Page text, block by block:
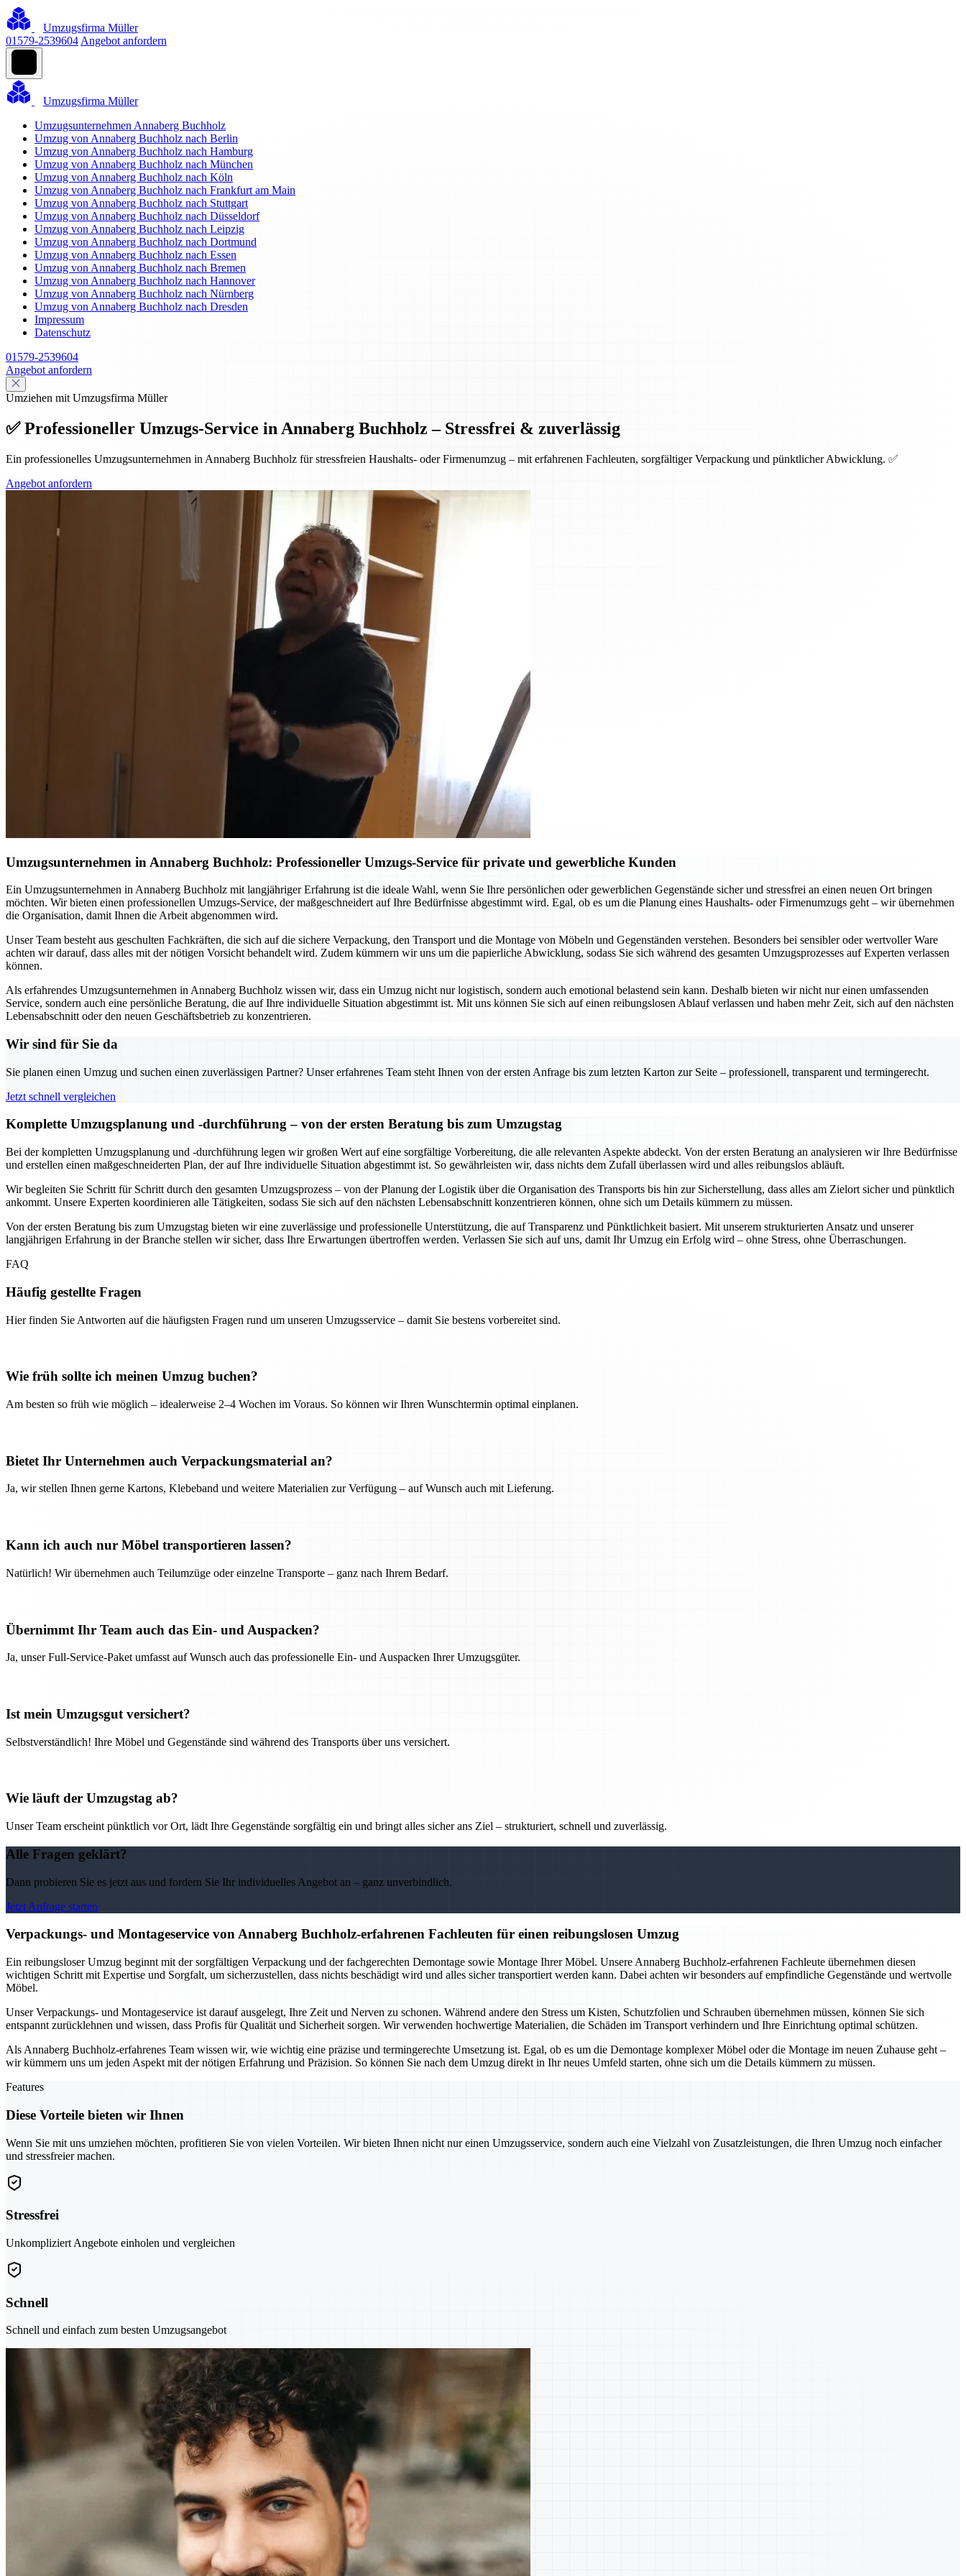
Umzugsfirma Müller
01579-2539604 Angebot anfordern
Umzugsfirma Müller
Umzugsunternehmen Annaberg Buchholz
Umzug von Annaberg Buchholz nach Berlin
Umzug von Annaberg Buchholz nach Hamburg
Umzug von Annaberg Buchholz nach München
Umzug von Annaberg Buchholz nach Köln
Umzug von Annaberg Buchholz nach Frankfurt am Main
Umzug von Annaberg Buchholz nach Stuttgart
Umzug von Annaberg Buchholz nach Düsseldorf
Umzug von Annaberg Buchholz nach Leipzig
Umzug von Annaberg Buchholz nach Dortmund
Umzug von Annaberg Buchholz nach Essen
Umzug von Annaberg Buchholz nach Bremen
Umzug von Annaberg Buchholz nach Hannover
Umzug von Annaberg Buchholz nach Nürnberg
Umzug von Annaberg Buchholz nach Dresden
Impressum
Datenschutz
01579-2539604
Angebot anfordern
Umziehen mit Umzugsfirma Müller
✅ Professioneller Umzugs-Service in Annaberg Buchholz – Stressfrei & zuverlässig
Ein professionelles Umzugsunternehmen in Annaberg Buchholz für stressfreien Haushalts- oder Firmenumzug – mit erfahrenen Fachleuten, sorgfältiger Verpackung und pünktlicher Abwicklung. ✅
Angebot anfordern
Umzugsunternehmen in Annaberg Buchholz: Professioneller Umzugs-Service für private und gewerbliche Kunden
Ein Umzugsunternehmen in Annaberg Buchholz mit langjähriger Erfahrung ist die ideale Wahl, wenn Sie Ihre persönlichen oder gewerblichen Gegenstände sicher und stressfrei an einen neuen Ort bringen
möchten. Wir bieten einen professionellen Umzugs-Service, der maßgeschneidert auf Ihre Bedürfnisse abgestimmt wird. Egal, ob es um die Planung eines Haushalts- oder Firmenumzugs geht – wir übernehmen
die Organisation, damit Ihnen die Arbeit abgenommen wird.
Unser Team besteht aus geschulten Fachkräften, die sich auf die sichere Verpackung, den Transport und die Montage von Möbeln und Gegenständen verstehen. Besonders bei sensibler oder wertvoller Ware
achten wir darauf, dass alles mit der nötigen Vorsicht behandelt wird. Zudem kümmern wir uns um die papierliche Abwicklung, sodass Sie sich während des gesamten Umzugsprozesses auf Experten verlassen
können.
Als erfahrendes Umzugsunternehmen in Annaberg Buchholz wissen wir, dass ein Umzug nicht nur logistisch, sondern auch emotional belastend sein kann. Deshalb bieten wir nicht nur einen umfassenden
Service, sondern auch eine persönliche Beratung, die auf Ihre individuelle Situation abgestimmt ist. Mit uns können Sie sich auf einen reibungslosen Ablauf verlassen und haben mehr Zeit, sich auf den nächsten
Lebensabschnitt oder den neuen Geschäftsbetrieb zu konzentrieren.
Wir sind für Sie da
Sie planen einen Umzug und suchen einen zuverlässigen Partner? Unser erfahrenes Team steht Ihnen von der ersten Anfrage bis zum letzten Karton zur Seite – professionell, transparent und termingerecht.
Jetzt schnell vergleichen
Komplette Umzugsplanung und -durchführung – von der ersten Beratung bis zum Umzugstag
Bei der kompletten Umzugsplanung und -durchführung legen wir großen Wert auf eine sorgfältige Vorbereitung, die alle relevanten Aspekte abdeckt. Von der ersten Beratung an analysieren wir Ihre Bedürfnisse
und erstellen einen maßgeschneiderten Plan, der auf Ihre individuelle Situation abgestimmt ist. So gewährleisten wir, dass nichts dem Zufall überlassen wird und alles reibungslos abläuft.
Wir begleiten Sie Schritt für Schritt durch den gesamten Umzugsprozess – von der Planung der Logistik über die Organisation des Transports bis hin zur Sicherstellung, dass alles am Zielort sicher und pünktlich
ankommt. Unsere Experten koordinieren alle Tätigkeiten, sodass Sie sich auf den nächsten Lebensabschnitt konzentrieren können, ohne sich um Details kümmern zu müssen.
Von der ersten Beratung bis zum Umzugstag bieten wir eine zuverlässige und professionelle Unterstützung, die auf Transparenz und Pünktlichkeit basiert. Mit unserem strukturierten Ansatz und unserer
langjährigen Erfahrung in der Branche stellen wir sicher, dass Ihre Erwartungen übertroffen werden. Verlassen Sie sich auf uns, damit Ihr Umzug ein Erfolg wird – ohne Stress, ohne Überraschungen.
FAQ
Häufig gestellte Fragen
Hier finden Sie Antworten auf die häufigsten Fragen rund um unseren Umzugsservice – damit Sie bestens vorbereitet sind.
Wie früh sollte ich meinen Umzug buchen?
Am besten so früh wie möglich – idealerweise 2–4 Wochen im Voraus. So können wir Ihren Wunschtermin optimal einplanen.
Bietet Ihr Unternehmen auch Verpackungsmaterial an?
Ja, wir stellen Ihnen gerne Kartons, Klebeband und weitere Materialien zur Verfügung – auf Wunsch auch mit Lieferung.
Kann ich auch nur Möbel transportieren lassen?
Natürlich! Wir übernehmen auch Teilumzüge oder einzelne Transporte – ganz nach Ihrem Bedarf.
Übernimmt Ihr Team auch das Ein- und Auspacken?
Ja, unser Full-Service-Paket umfasst auf Wunsch auch das professionelle Ein- und Auspacken Ihrer Umzugsgüter.
Ist mein Umzugsgut versichert?
Selbstverständlich! Ihre Möbel und Gegenstände sind während des Transports über uns versichert.
Wie läuft der Umzugstag ab?
Unser Team erscheint pünktlich vor Ort, lädt Ihre Gegenstände sorgfältig ein und bringt alles sicher ans Ziel – strukturiert, schnell und zuverlässig.
Alle Fragen geklärt?
Dann probieren Sie es jetzt aus und fordern Sie Ihr individuelles Angebot an – ganz unverbindlich.
Jetzt Anfrage starten
Verpackungs- und Montageservice von Annaberg Buchholz-erfahrenen Fachleuten für einen reibungslosen Umzug
Ein reibungsloser Umzug beginnt mit der sorgfältigen Verpackung und der fachgerechten Demontage sowie Montage Ihrer Möbel. Unsere Annaberg Buchholz-erfahrenen Fachleute übernehmen diesen
wichtigen Schritt mit Expertise und Sorgfalt, um sicherzustellen, dass nichts beschädigt wird und alles sicher transportiert werden kann. Dabei achten wir besonders auf empfindliche Gegenstände und wertvolle
Möbel.
Unser Verpackungs- und Montageservice ist darauf ausgelegt, Ihre Zeit und Nerven zu schonen. Während andere den Stress um Kisten, Schutzfolien und Schrauben übernehmen müssen, können Sie sich
entspannt zurücklehnen und wissen, dass Profis für Qualität und Sicherheit sorgen. Wir verwenden hochwertige Materialien, die Schäden im Transport verhindern und Ihre Einrichtung optimal schützen.
Als Annaberg Buchholz-erfahrenes Team wissen wir, wie wichtig eine präzise und termingerechte Umsetzung ist. Egal, ob es um die Demontage komplexer Möbel oder die Montage im neuen Zuhause geht –
wir kümmern uns um jeden Aspekt mit der nötigen Erfahrung und Präzision. So können Sie nach dem Umzug direkt in Ihr neues Umfeld starten, ohne sich um die Details kümmern zu müssen.
Features
Diese Vorteile bieten wir Ihnen
Wenn Sie mit uns umziehen möchten, profitieren Sie von vielen Vorteilen. Wir bieten Ihnen nicht nur einen Umzugsservice, sondern auch eine Vielzahl von Zusatzleistungen, die Ihren Umzug noch einfacher
und stressfreier machen.
Stressfrei
Unkompliziert Angebote einholen und vergleichen
Schnell
Schnell und einfach zum besten Umzugsangebot